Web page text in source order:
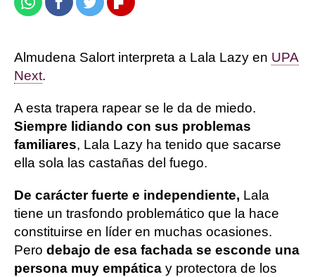
WhatsappFacebook
TwitterFlipboard
Almudena Salort interpreta a Lala Lazy en UPA
Next.
A esta trapera rapear se le da de miedo.
Siempre lidiando con sus problemas
familiares, Lala Lazy ha tenido que sacarse
ella sola las castañas del fuego.
De carácter fuerte e independiente, Lala
tiene un trasfondo problemático que la hace
constituirse en líder en muchas ocasiones.
Pero debajo de esa fachada se esconde una
persona muy empática y protectora de los